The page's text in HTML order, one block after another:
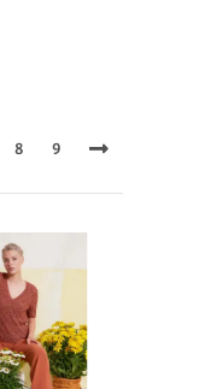
8 9